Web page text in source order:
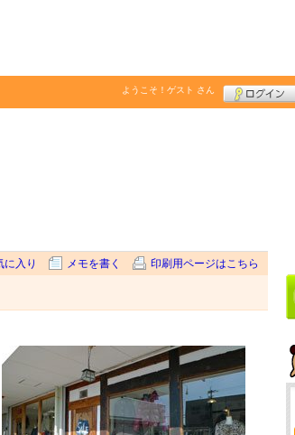
ようこそ！ ゲスト さん
に入り メモを書く 印刷用ページはこちら